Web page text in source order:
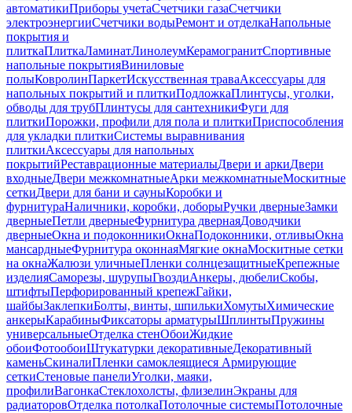
автоматикиПриборы учетаСчетчики газаСчетчики
электроэнергииСчетчики водыРемонт и отделкаНапольные
покрытия и
плиткаПлиткаЛаминатЛинолеумКерамогранитСпортивные
напольные покрытияВиниловые
полыКовролинПаркетИскусственная траваАксессуары для
напольных покрытий и плиткиПодложкаПлинтусы, уголки,
обводы для трубПлинтусы для сантехникиФуги для
плиткиПорожки, профили для пола и плиткиПриспособления
для укладки плиткиСистемы выравнивания
плиткиАксессуары для напольных
покрытийРеставрационные материалыДвери и аркиДвери
входныеДвери межкомнатныеАрки межкомнатныеМоскитные
сеткиДвери для бани и сауныКоробки и
фурнитураНаличники, коробки, доборыРучки дверныеЗамки
дверныеПетли дверныеФурнитура двернаяДоводчики
дверныеОкна и подоконникиОкнаПодоконники, отливыОкна
мансардныеФурнитура оконнаяМягкие окнаМоскитные сетки
на окнаЖалюзи уличныеПленки солнцезащитныеКрепежные
изделияСаморезы, шурупыГвоздиАнкеры, дюбелиСкобы,
штифтыПерфорированный крепежГайки,
шайбыЗаклепкиБолты, винты, шпилькиХомутыХимические
анкерыКарабиныФиксаторы арматурыШплинтыПружины
универсальныеОтделка стенОбоиЖидкие
обоиФотообоиШтукатурки декоративныеДекоративный
каменьСкиналиПленки самоклеящиеся Армирующие
сеткиСтеновые панелиУголки, маяки,
профилиВагонкаСтеклохолсты, флизелинЭкраны для
радиаторовОтделка потолкаПотолочные системыПотолочные